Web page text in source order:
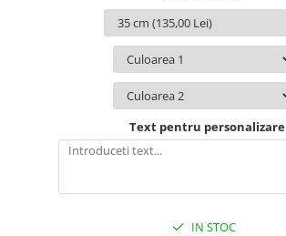
Text pentru personalizare
IN STOC